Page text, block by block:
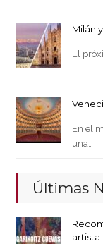
Milán
El
En el
una…
Últimas
artista